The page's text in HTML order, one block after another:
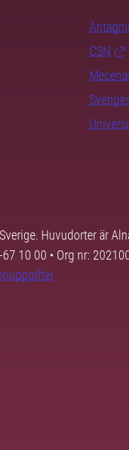
CSN
Huvudorter är
10 00 • Org nr: